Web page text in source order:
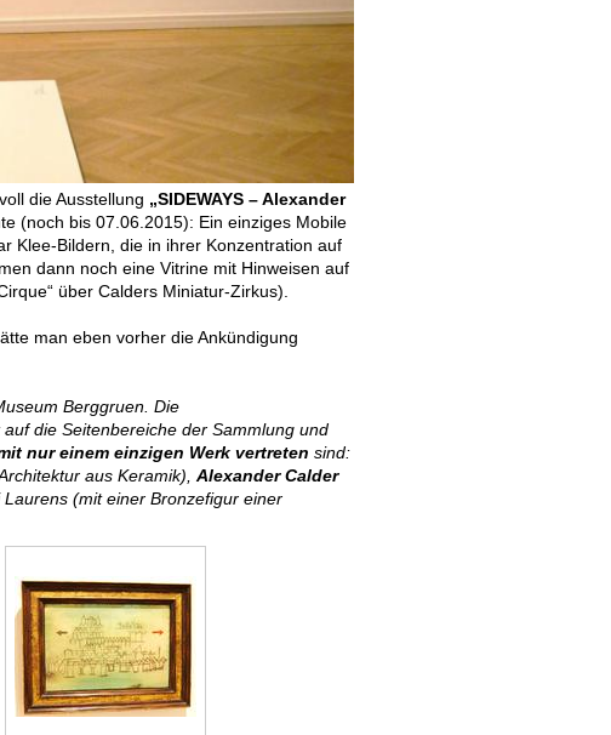
die Ausstellung „SIDEWAYS – Alexander
(noch bis 07.06.2015): Ein einziges Mobile
Klee-Bildern, die in ihrer Konzentration auf
dann noch eine Vitrine mit Hinweisen auf
über Calders Miniatur-Zirkus).
man eben vorher die Ankündigung
Berggruen. Die
auf die Seitenbereiche der Sammlung und
nur einem einzigen Werk vertreten sind:
aus Keramik),Alexander Calder
Laurens (mit einer Bronzefigur einer